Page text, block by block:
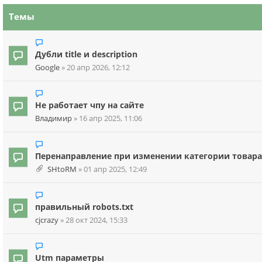
Темы
Дубли title и description
Google »20 апр 2026, 12:12
Не работает чпу на сайте
Владимир » 16 апр 2025, 11:06
Перенаправление при изменении категории товара
SHtoRM »01 апр 2025, 12:49
правильный robots.txt
cjcrazy »28 окт 2024, 15:33
Utm параметры